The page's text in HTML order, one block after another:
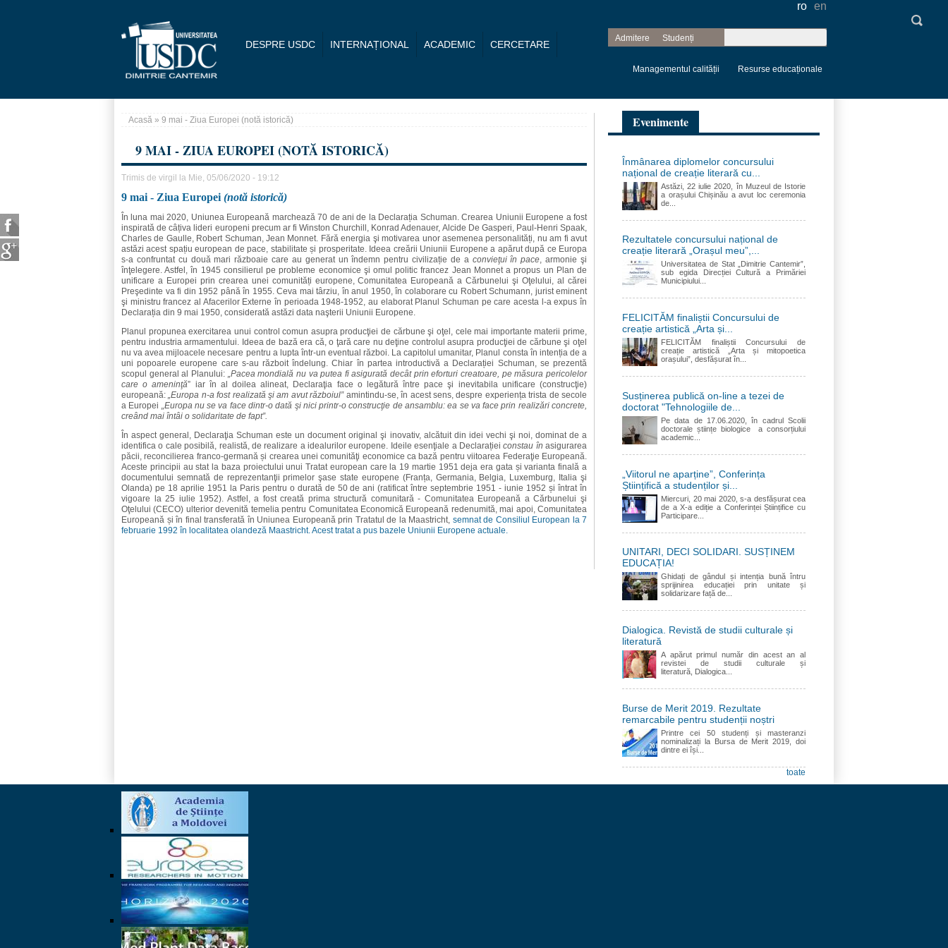
DESPRE USDC INTERNAȚIONAL ACADEMIC CERCETARE
ro en
Admitere Studenți
Formular de
căutare
Managementul calității Resurse educaționale
Acasă » 9 mai - Ziua Europei (notă istorică)
9 MAI - ZIUA EUROPEI (NOTĂ ISTORICĂ)
Trimis de virgil la Mie, 05/06/2020 - 19:12
9 mai - Ziua Europei (notă istorică)
În luna mai 2020, Uniunea Europeană marchează 70 de ani de la Declarația Schuman. Crearea Uniunii Europene a fost
inspirată de câțiva lideri europeni precum ar fi Winston Churchill, Konrad Adenauer, Alcide De Gasperi, Paul-Henri Spaak,
Charles de Gaulle, Robert Schuman, Jean Monnet. Fără energia şi motivarea unor asemenea personalități, nu am fi avut
astăzi acest spațiu european de pace, stabilitate și prosperitate. Ideea creării Uniunii Europene a apărut după ce Europa
s-a confruntat cu două mari războaie care au generat un îndemn pentru civilizație de a convieţui în pace, armonie şi
înţelegere. Astfel, în 1945 consilierul pe probleme economice şi omul politic francez Jean Monnet a propus un Plan de
unificare a Europei prin crearea unei comunități europene, Comunitatea Europeană a Cărbunelui şi Oţelului, al cărei
Preşedinte va fi din 1952 până în 1955. Ceva mai târziu, în anul 1950, în colaborare cu Robert Schumann, jurist eminent
şi ministru francez al Afacerilor Externe în perioada 1948-1952, au elaborat Planul Schuman pe care acesta l-a expus în
Declarația din 9 mai 1950, considerată astăzi data naşterii Uniunii Europene.
Planul propunea exercitarea unui control comun asupra producţiei de cărbune şi oţel, cele mai importante materii prime,
pentru industria armamentului. Ideea de bază era că, o ţară care nu deţine controlul asupra producţiei de cărbune şi oţel
nu va avea mijloacele necesare pentru a lupta într-un eventual război. La capitolul umanitar, Planul consta în intenția de a
uni popoarele europene care s-au războit îndelung. Chiar în partea introductivă a Declarației Schuman, se prezentă
scopul general al Planului: „Pacea mondială nu va putea fi asigurată decât prin eforturi creatoare, pe măsura pericolelor
care o ameninţă” iar în al doilea alineat, Declaraţia face o legătură între pace şi inevitabila unificare (construcţie)
europeană:„Europa n-a fost realizată şi am avut războiul”amintindu-se, în acest sens, despre experiența trista de secole
a Europei „Europa nu se va face dintr-o dată şi nici printr-o construcţie de ansamblu: ea se va face prin realizări concrete,
creând mai întâi o solidaritate de fapt”.
În aspect general, Declaraţia Schuman este un document original şi inovativ, alcătuit din idei vechi şi noi, dominat de a
identifica o cale posibilă, realistă, de realizare a idealurilor europene. Ideile esenţiale a Declarațieiconstau în asigurarea
păcii, reconcilierea franco-germană și crearea unei comunităţi economice ca bază pentru viitoarea Federaţie Europeană.
Aceste principii au stat la baza proiectului unui Tratat european care la 19 martie 1951 deja era gata și varianta finală a
documentului semnată de reprezentanţii primelor şase state europene (Franța, Germania, Belgia, Luxemburg, Italia şi
Olanda) pe 18 aprilie 1951 la Paris pentru o durată de 50 de ani (ratificat între septembrie 1951 - iunie 1952 și întrat în
vigoare la 25 iulie 1952). Astfel, a fost creată prima structură comunitară - Comunitatea Europeană a Cărbunelui şi
Oţelului (CECO) ulterior devenită temelia pentru Comunitatea Economică Europeană redenumită, mai apoi, Comunitatea
Europeană și în final transferată în Uniunea Europeană prin Tratatul de la Maastricht, semnat de Consiliul European la 7
februarie 1992 în localitatea olandeză Maastricht. Acest tratat a pus bazele Uniunii Europene actuale.
Evenimente
Înmânarea diplomelor concursului
național de creație literară cu...
Astăzi, 22 iulie 2020, în Muzeul de Istorie
a orașului Chișinău a avut loc ceremonia
de...
Rezultatele concursului național de
creație literară „Orașul meu”,...
Universitatea de Stat „Dimitrie Cantemir”,
sub egida Direcției Cultură a Primăriei
Municipiului...
FELICITĂM finaliștii Concursului de
creație artistică „Arta și...
FELICITĂM finaliștii Concursului de
creație artistică „Arta și mitopoetica
orașului”, desfășurat în...
Susținerea publică on-line a tezei de
doctorat "Tehnologiile de...
Pe data de 17.06.2020, în cadrul Scolii
doctorale științe biologice a consorțiului
academic...
„Viitorul ne aparține”, Conferința
Științifică a studenților și...
Miercuri, 20 mai 2020, s-a desfășurat cea
de a X-a ediție a Conferinței Științifice cu
Participare...
UNITARI, DECI SOLIDARI. SUSȚINEM
EDUCAȚIA!
Ghidați de gândul și intenția bună întru
sprijinirea educației prin unitate și
solidarizare față de...
Dialogica. Revistă de studii culturale și
literatură
A apărut primul număr din acest an al
revistei de studii culturale și
literatură, Dialogica...
Burse de Merit 2019. Rezultate
remarcabile pentru studenții noștri
Printre cei 50 studenți și masteranzi
nominalizați la Bursa de Merit 2019, doi
dintre ei își...
toate